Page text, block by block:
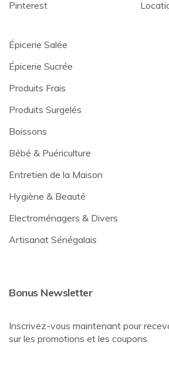
Pinterest
Épicerie Salée
Épicerie Sucrée
Produits Frais
Produits Surgelés
Boissons
Bébé & Puériculture
Entretien de la Maison
Hygiène & Beauté
Electroménagers & Divers
Artisanat Sénégalais
Bonus Newsletter
Inscrivez-vous maintenant pour
sur les promotions et les coupons.